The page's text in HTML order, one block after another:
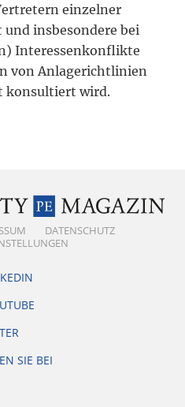
einzelner
insbesondere bei
Interessenkonflikte
von Anlagerichtlinien
konsultiert wird.
DATENSCHUTZ
SIE BEI